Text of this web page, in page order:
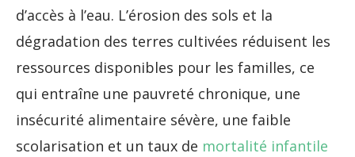
d’accès à l’eau. L’érosion des sols et la
dégradation des terres cultivées réduisent les
ressources disponibles pour les familles, ce
qui entraîne une pauvreté chronique, une
insécurité alimentaire sévère, une faible
scolarisation et un taux de mortalité infantile